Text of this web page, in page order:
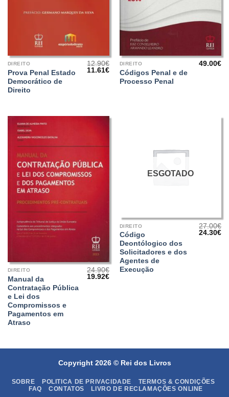
DIREITO
Prova Penal Estado
Democrático de
Direito
12.90€
O
11.61€O
preço
atual
DIREITO
Códigos Penal e de
Processo Penal
49.00€
DIREITO
Manual da
Contratação Pública
e Lei dos
Compromissos e
Pagamentos em
Atraso
24.90€
O
19.92€O
ESGOTADO
DIREITO
Código
Deontólogico dos
Solicitadores e dos
Agentes de
Execução
27.00€
O
24.30€O
Copyright 2026 © Rei dos Livros
SOBRE POLITICA DE PRIVACIDADE
TERMOS & CONDIÇÕES
FAQ
CONTATOS LIVRO DE RECLAMAÇÕES ONLINE